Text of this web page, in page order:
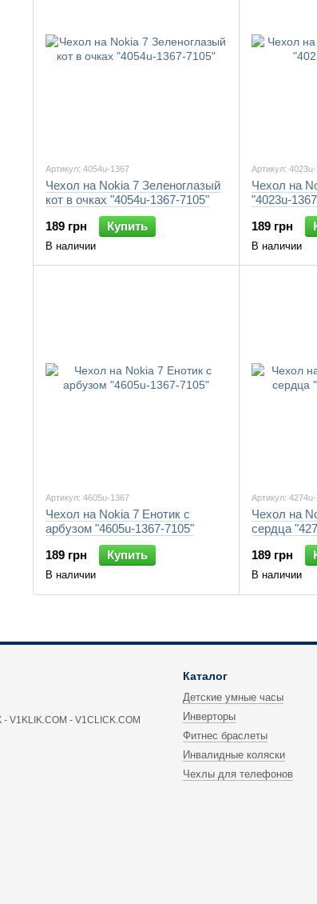
Артикул: 4054u-1367
Чехол на Nokia 7 Зеленоглазый
кот в очках "4054u-1367-7105"
189 грн
Купить
В наличии
Артикул:
Чехол на
"4023u-
189 грн
В наличии
Артикул: 4605u-1367
Чехол на Nokia 7 Енотик с
арбузом "4605u-1367-7105"
189 грн
Купить
В наличии
Артикул:
Чехол на
сердца
189 грн
В наличии
V1KLIK.COM - V1CLICK.COM
Каталог
Детские умные часы
Инверторы
Фитнес браслеты
Инвалидные коляски
Чехлы для телефонов